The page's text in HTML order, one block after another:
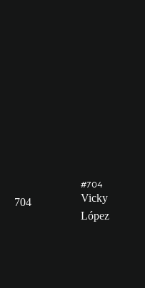
704
#704
Vicky
López